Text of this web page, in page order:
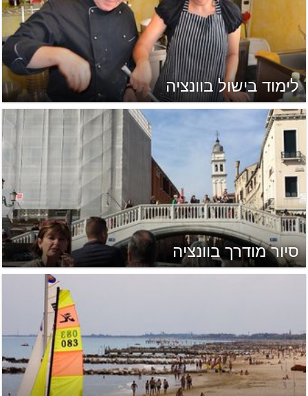
לימוד בישול בוונציה
סיור מודרך בוונציה